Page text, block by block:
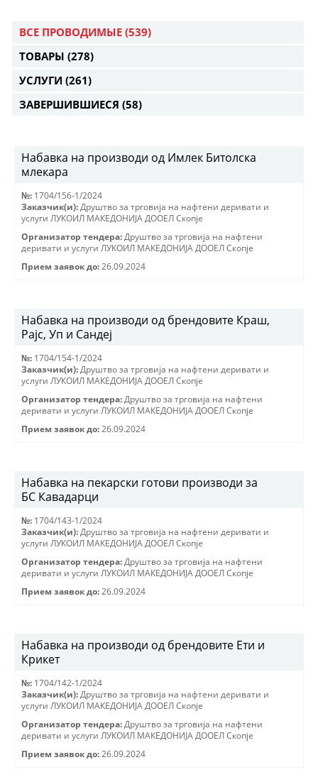
ВСЕ ПРОВОДИМЫЕ (539)
ТОВАРЫ (278)
УСЛУГИ (261)
ЗАВЕРШИВШИЕСЯ (58)
Набавка на производи од Имлек Битолска
млекара
№: 1704/156-1/2024
Заказчик(и): Друштво за трговиjа на нафтени деривати и
услуги ЛУКОИЛ МАКЕДОНИJА ДООЕЛ Скопjе
Организатор тендера: Друштво за трговиjа на нафтени
деривати и услуги ЛУКОИЛ МАКЕДОНИJА ДООЕЛ Скопjе
Прием заявок до: 26.09.2024
Набавка на производи од брендовите Краш,
Рајс, Уп и Сандеј
№: 1704/154-1/2024
Заказчик(и): Друштво за трговиjа на нафтени деривати и
услуги ЛУКОИЛ МАКЕДОНИJА ДООЕЛ Скопjе
Организатор тендера: Друштво за трговиjа на нафтени
деривати и услуги ЛУКОИЛ МАКЕДОНИJА ДООЕЛ Скопjе
Прием заявок до: 26.09.2024
Набавка на пекарски готови производи за
БС Кавадарци
№: 1704/143-1/2024
Заказчик(и): Друштво за трговиjа на нафтени деривати и
услуги ЛУКОИЛ МАКЕДОНИJА ДООЕЛ Скопjе
Организатор тендера: Друштво за трговиjа на нафтени
деривати и услуги ЛУКОИЛ МАКЕДОНИJА ДООЕЛ Скопjе
Прием заявок до: 26.09.2024
Набавка на производи од брендовите Ети и
Крикет
№: 1704/142-1/2024
Заказчик(и): Друштво за трговиjа на нафтени деривати и
услуги ЛУКОИЛ МАКЕДОНИJА ДООЕЛ Скопjе
Организатор тендера: Друштво за трговиjа на нафтени
деривати и услуги ЛУКОИЛ МАКЕДОНИJА ДООЕЛ Скопjе
Прием заявок до: 26.09.2024